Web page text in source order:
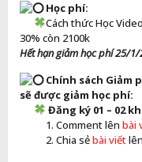
Học phí:
Cách thức Học
30% còn 2100k
Hết hạn giảm học phí 25/
Chính sách Giảm
sẽ được giảm học phí:
Đăng ký 01 – 02
1. Comment lên bài
2. Chia sẻbài viết